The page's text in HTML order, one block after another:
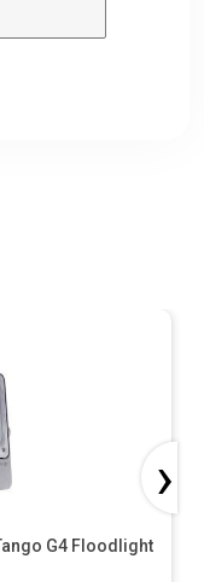
G4 Floodlight
›